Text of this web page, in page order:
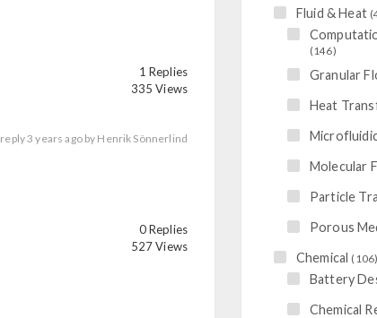
Fluid & Heat
(146)
Granular
Heat
Molecular
Particle
Porous
Chemical (106)
Battery
Chemical
1 Replies
335 Views
reply3 years ago by Henrik Sönnerlind
0 Replies
527 Views